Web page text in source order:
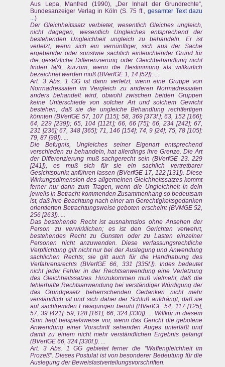
Aus Lepa, Manfred (1990), „Der Inhalt der Grundrechte“,
Bundesanzeiger Verlag in Köln (S. 75 ff., gesamter Text dazu
...)
Der Gleichheitssatz verbietet, wesentlich Gleiches ungleich,
nicht dagegen, wesentlich Ungleiches entsprechend der
bestehenden Ungleichheit ungleich zu behandeln. Er ist
verletzt, wenn sich ein vernünftiger, sich aus der Sache
ergebender oder sonstwie sachlich einleuchtender Grund für
die gesetzliche Differenzierung oder Gleichbehandlung nicht
finden läßt, kurzum, wenn die Bestimmung als willkürlich
bezeichnet werden muß (BVerfGE 1, 14 [52]). ...
Art. 3 Abs. 1 GG ist dann verletzt, wenn eine Gruppe von
Norrnadressaten im Vergleich zu anderen Normadressaten
anders behandelt wird, obwohl zwischen beiden Gruppen
keine Unterschiede von solcher Art und solchem Gewicht
bestehen, daß sie die ungleiche Behandlung rechtfertigen
könnten (BVerfGE 57, 107 [115]; 58, 369 [373f.]; 63, 152 [166];
64, 229 [239]); 65, 104 [112f.]; 66, 66 [75]; 66, 234 [242]; 67,
231 [236]; 67, 348 [365]; 71, 146 [154]; 74, 9 [24]; 75, 78 [105]:
79, 87 [98]). ...
Die Befugnis, Ungleiches seiner Eigenart entsprechend
verschieden zu behandeln, hat allerdings ihre Grenze. Die Art
der Differenzierung muß sachgerecht sein (BVerfGE 23. 229
[241]), es muß sich für sie ein sachlich vertretbarer
Gesichtspunkt anführen lassen (BVerfGE 17, 122 [131]). Diese
Wirkungsdimension des allgemeinen Gleichheitssatzes kommt
ferner nur dann zum Tragen, wenn die Ungleichheit in dein
jeweils in Betracht kommenden Zusammenhang so bedeutsam
ist, daß ihre Beachtung nach einer am Gerechtigkeitsgedanken
orientierten Betrachtungsweise geboten erscheint (BVMGE 52,
256 [263]). ...
Das bestehende Recht ist ausnahmslos ohne Ansehen der
Person zu verwirklichen; es ist den Gerichten verwehrt,
bestehendes Recht zu Gunsten oder zu Lasten einzelner
Personen nicht anzuwenden. Diese verfassungsrechtliche
Verpflichtung gilt nicht nur bei der Auslegung und Anwendung
sachlichen Rechts; sie gilt auch für die Handhabung des
Verfahrensrechts (BVerfGE 66, 331 [335f.]). Indes bedeutet
nicht jeder Fehler in der Rechtsanwendung eine Verletzung
des Gleichheitssatzes. Hinzukommen muß vielmehr, daß die
fehlerhafte Rechtsanwendung bei verständiger Würdigung der
das Grundgesetz beherrschenden Gedanken nicht mehr
verständlich ist und sich daher der Schluß aufdrängt, daß sie
auf sachfremden Erwägungen beruht (BVerfGE 54, 117 [125];
57, 39 [421]; 59, 128 [161]; 66, 324 [330]). ... Willkür in diesem
Sinn liegt beispielsweise vor, wenn das Gericht die gebotene
Anwendung einer Vorschrift sehenden Auges unterläßt und
damit zu einem nicht mehr verständlichen Ergebnis gelangt
(BVerfGE 66, 324 [330f.]). ...
Art. 3 Abs. 1 GG gebietet ferner die "Waffengleichheit im
Prozeß". Dieses Postulat ist von besonderer Bedeutung für die
Auslegung der Beweislastverteilungsvorschriften.